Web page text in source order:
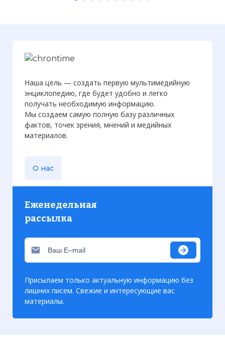
Наша цель — создать первую мультимедийную
энциклопедию, где будет удобно и легко
получать необходимую информацию.
Мы создаем самую полную базу различных
фактов, точек зрения, мнений и медийных
материалов.
О нас
Еженедельная
рассылка
Присылаем только актуальную информацию без
лишних писем. Свежие и интересующие вас
материалы.